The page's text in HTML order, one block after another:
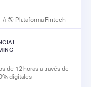
Plataforma Fintech
de 12 horas a través de
digitales